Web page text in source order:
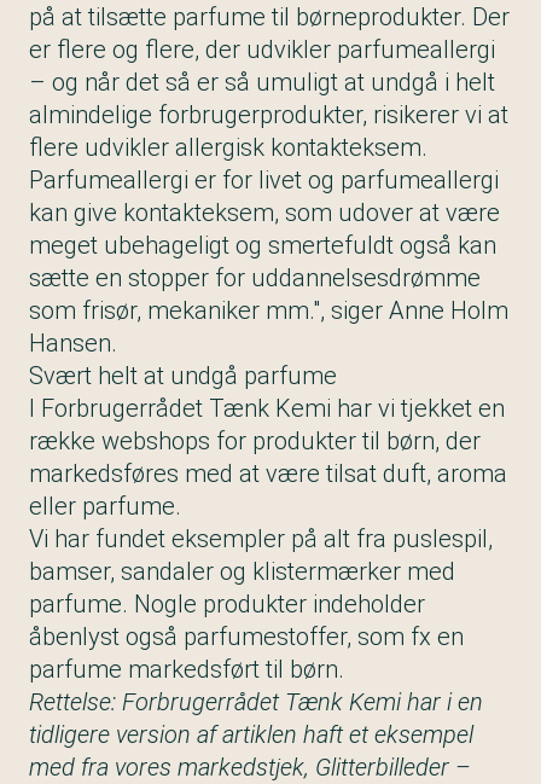
på at tilsætte parfume til børneprodukter. Der
er flere og flere, der udvikler parfumeallergi
– og når det så er så umuligt at undgå i helt
almindelige forbrugerprodukter, risikerer vi at
flere udvikler allergisk kontakteksem.
Parfumeallergi er for livet og parfumeallergi
kan give kontakteksem, som udover at være
meget ubehageligt og smertefuldt også kan
sætte en stopper for uddannelsesdrømme
som frisør, mekaniker mm.", siger Anne Holm
Hansen.
Svært helt at undgå parfume
I Forbrugerrådet Tænk Kemi har vi tjekket en
række webshops for produkter til børn, der
markedsføres med at være tilsat duft, aroma
eller parfume.
Vi har fundet eksempler på alt fra puslespil,
bamser, sandaler og klistermærker med
parfume. Nogle produkter indeholder
åbenlyst også parfumestoffer, som fx en
parfume markedsført til børn.
Rettelse: Forbrugerrådet Tænk Kemi har i en
tidligere version af artiklen haft et eksempel
med fra vores markedstjek, Glitterbilleder –